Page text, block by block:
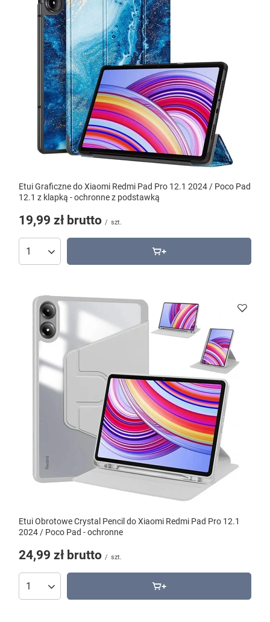
Etui Graficzne do Xiaomi Redmi Pad Pro 12.1 2024 / Poco Pad
12.1 z klapką - ochronne z podstawką
19,99 zł brutto / szt.
Etui Obrotowe Crystal Pencil do Xiaomi Redmi Pad Pro 12.1
2024 / Poco Pad - ochronne
24,99 zł brutto / szt.